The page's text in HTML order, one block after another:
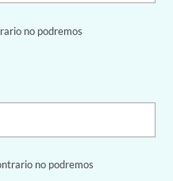
no podremos
no podremos